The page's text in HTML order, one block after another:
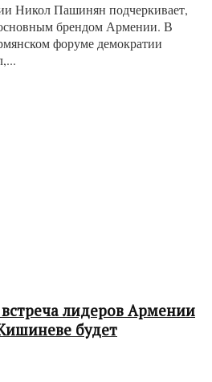
Никол Пашинян подчеркивает,
основным брендом Армении. В
форуме демократии
лидеров Армении
будет